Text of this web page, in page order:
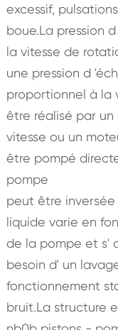
excessif,
boue.La pression
la vitesse de
une pression d
proportionnel à la
être réalisé par
vitesse ou un
être pompé
pompe
peut être
liquide varie en
de la pompe et s'
besoin d' un
fonctionnement
bruit.La structure